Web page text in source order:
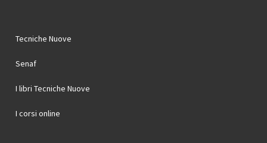
Tecniche Nuove
Senaf
I libri Tecniche Nuove
I corsi online